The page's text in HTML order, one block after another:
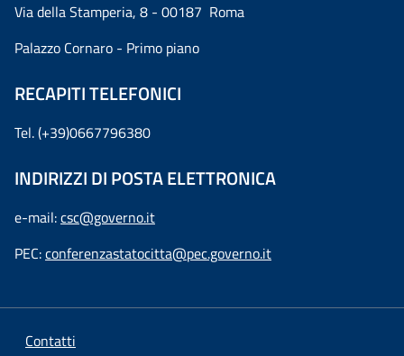
Via della Stamperia, 8 - 00187 Roma
Palazzo Cornaro - Primo piano
RECAPITI TELEFONICI
Tel. (+39)0667796380
INDIRIZZI DI POSTA ELETTRONICA
e-mail:csc@governo.it
PEC:conferenzastatocitta@pec.governo.it
Contatti